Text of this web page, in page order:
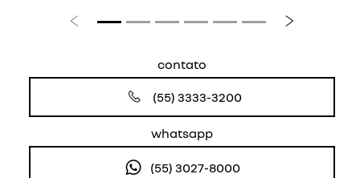
Anterior Próximo
contato
(55) 3333-3200
whatsapp
(55) 3027-8000